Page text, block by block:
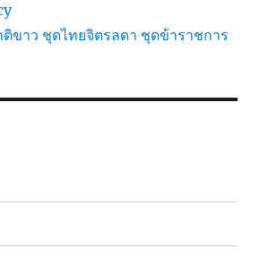
ขาว ชุดไทยจิตรลดา ชุดข้าราชการ